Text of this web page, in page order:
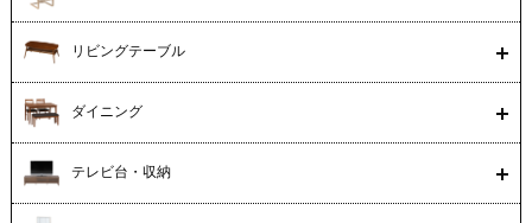
リビングテーブル
ダイニング
テレビ台・収納